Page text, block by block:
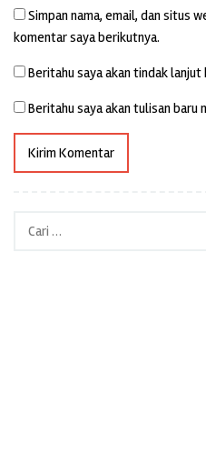
Simpan nama, email, dan situs
komentar saya berikutnya.
Beritahu saya akan tindak
Beritahu saya akan tulisan baru